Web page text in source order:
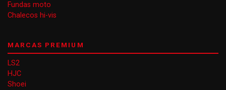
Fundas moto
Chalecos hi-vis
MARCAS PREMIUM
LS2
HJC
Shoei